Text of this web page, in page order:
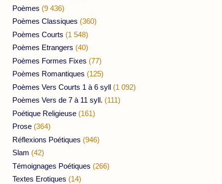
Poèmes (9 436)
Poèmes Classiques (360)
Poèmes Courts (1 548)
Poèmes Etrangers (40)
Poèmes Formes Fixes (77)
Poèmes Romantiques (125)
Poèmes Vers Courts 1 à 6 syll (1 092)
Poèmes Vers de 7 à 11 syll. (111)
Poétique Religieuse (161)
Prose (364)
Réflexions Poétiques (946)
Slam (42)
Témoignages Poétiques (266)
Textes Erotiques (14)